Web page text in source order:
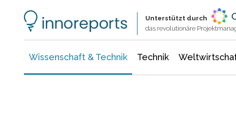
Unterstützt durch
das revolutionäre
Wissenschaft & Technik Technik